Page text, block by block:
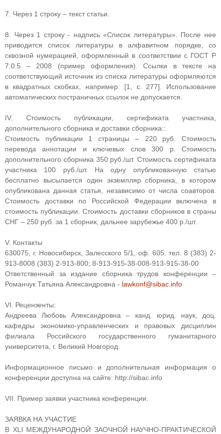
7. Через 1 строку – текст статьи.
8. Через 1 строку - надпись «Список литературы». После нее
приводится список литературы в алфавитном порядке, со
сквозной нумерацией, оформленный в соответствии с ГОСТ Р
7.0.5 – 2008 (пример оформления). Ссылки в тексте на
соответствующий источник из списка литературы оформляются
в квадратных скобках, например: [1, с. 277]. Использование
автоматических постраничных ссылок не допускается.
IV. Стоимость публикации, сертификата участника,
дополнительного сборника и доставки сборника::
Стоимость публикации 1 страницы – 220 руб. Стоимость
перевода аннотации и ключевых слов 300 р. Стоимость
дополнительного сборника 350 руб./шт. Стоимость сертификата
участника 100 руб./шт. На одну опубликованную статью
бесплатно высылается один экземпляр сборника, в котором
опубликована данная статья, независимо от числа соавторов.
Стоимость доставки по Российской Федерации включена в
стоимость публикации. Стоимость доставки сборников в страны
СНГ – 250 руб. за 1 сборник, дальнее зарубежье 400 р./шт.
V. Контакты
630075, г. Новосибирск, Залесского 5/1, оф. 605. тел. 8 (383) 2-
913-8008 (383) 2-913-800; 8-913-915-38-008-913-915-38-00
Ответственный за издание сборника трудов конференции –
Романчук Татьяна Александровна - lawkonf@sibac.info
VI. Рецензенты:
Андреева Любовь Александровна – канд. юрид. наук, доц.
кафедры экономико-управленческих и правовых дисциплин
филиала Российского государственного гуманитарного
университета, г. Великий Новгород.
Информационное письмо и дополнительная информация о
конференции доступна на сайте: http://sibac.info
VII. Пример заявки участника конференции.
ЗАЯВКА НА УЧАСТИЕ
В XLI МЕЖДУНАРОДНОЙ ЗАОЧНОЙ НАУЧНО-ПРАКТИЧЕСКОЙ